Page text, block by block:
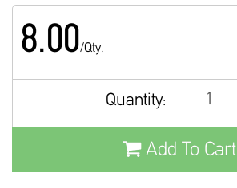
8.00/Qty.
Quantity:
Add To Cart